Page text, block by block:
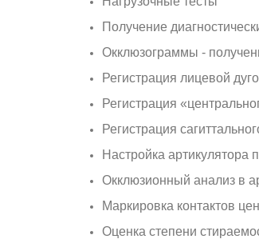
Получение
Окклюзограммы -
Регистрация лицевой
Регистрация
Регистрация
Настройка
Окклюзионный анализ в
Маркировка контактов
Оценка степени